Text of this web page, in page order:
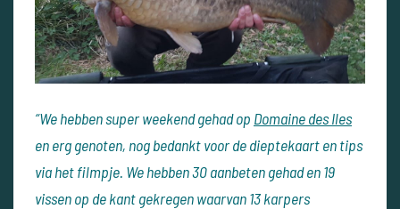
“We hebben super weekend gehad op Domaine des Iles
en erg genoten, nog bedankt voor de dieptekaart en tips
via het filmpje. We hebben 30 aanbeten gehad en 19
vissen op de kant gekregen waarvan 13 karpers